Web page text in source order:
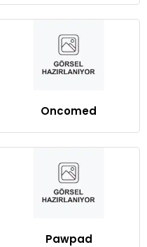
Oncomed
Pawpad